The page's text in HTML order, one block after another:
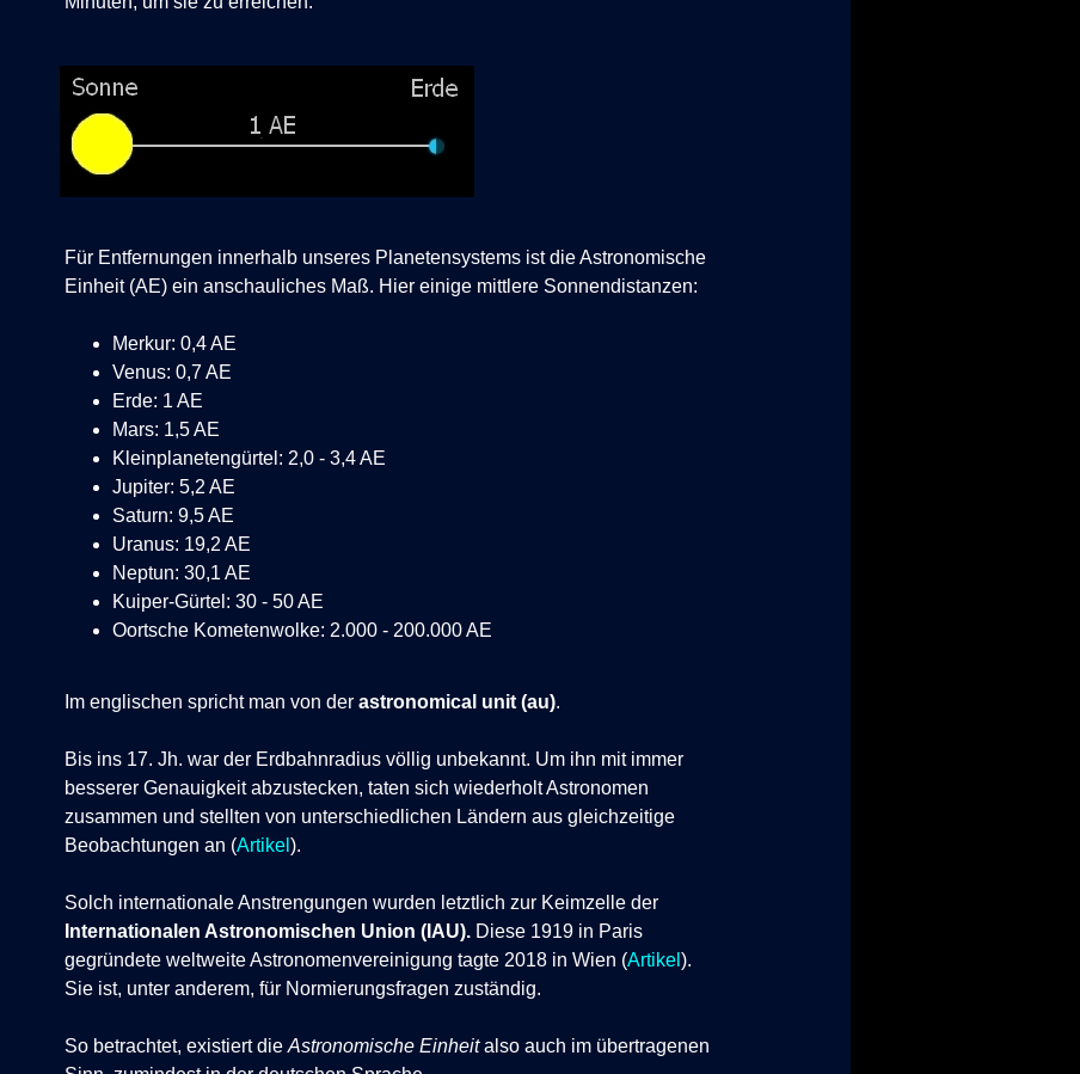
Für Entfernungen innerhalb unseres Planetensystems ist die Astronomische
Einheit (AE) ein anschauliches Maß. Hier einige mittlere Sonnendistanzen:
Merkur: 0,4 AE
Venus: 0,7 AE
Erde: 1 AE
Mars: 1,5 AE
Kleinplanetengürtel: 2,0 - 3,4 AE
Jupiter:5,2 AE
Saturn: 9,5 AE
Uranus: 19,2 AE
Neptun: 30,1 AE
Kuiper-Gürtel: 30 - 50 AE
Oortsche Kometenwolke: 2.000 - 200.000 AE
Im englischen spricht man von derastronomical unit (au).
Bis ins 17. Jh. war der Erdbahnradius völlig unbekannt. Um ihn mit immer
besserer Genauigkeit abzustecken, taten sich wiederholtAstronomen
zusammen und stellten von unterschiedlichen Ländern aus gleichzeitige
Beobachtungen an (Artikel).
Solch internationale Anstrengungen wurden letztlich zur Keimzelle der
Internationalen Astronomischen Union (IAU). Diese 1919 in Paris
gegründete weltweite Astronomenvereinigung tagte 2018 in Wien (Artikel).
Sie ist, unter anderem, für Normierungsfragen zuständig.
So betrachtet, existiert dieAstronomische Einheitalso auch im übertragenen